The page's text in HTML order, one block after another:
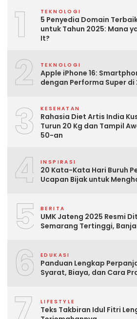
1 TEKNOLOGI
5 Penyedia Domain
untuk Tahun 2025: Mana
It?
2 TEKNOLOGI
Apple iPhone 16:
dengan Performa Super di
3 KESEHATAN
Rahasia Diet Artis India
Turun 20 Kg dan Tampil
50-an
4 INSPIRASI
20 Kata-Kata Hari Buruh
Ucapan Bijak untuk
5 BERITA
UMK Jateng 2025 Resmi
Semarang Tertinggi,
6 EDUKASI
Panduan Lengkap
Syarat, Biaya, dan Cara
LIFESTYLE
Teks Takbiran Idul Fitri